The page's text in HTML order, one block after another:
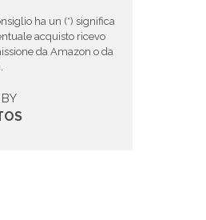
ha un (*) significa
acquisto ricevo
da Amazon o da